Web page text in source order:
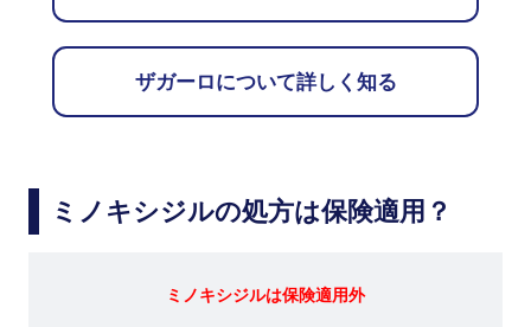
ザガーロについて詳しく知る
ミノキシジルの処方は保険適用？
ミノキシジルは保険適用外